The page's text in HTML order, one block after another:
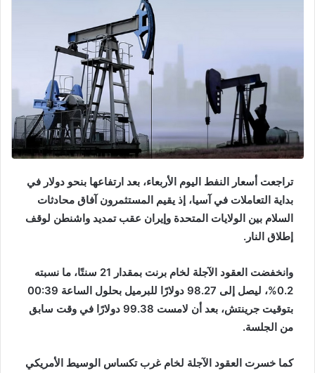
تراجعت أسعار النفط اليوم الأربعاء، بعد ارتفاعها بنحو دولار في
بداية التعاملات في آسيا، إذ يقيم المستثمرون آفاق محادثات
السلام بين الولايات المتحدة وإيران عقب تمديد واشنطن لوقف
إطلاق النار.
وانخفضت العقود الآجلة لخام برنت بمقدار 21 سنتًا، ما نسبته
0.2%، ليصل إلى 98.27 دولارًا للبرميل بحلول الساعة 00:39
بتوقيت جرينتش، بعد أن لامست 99.38 دولارًا في وقت سابق
من الجلسة.
كما خسرت العقود الآجلة لخام غرب تكساس الوسيط الأمريكي